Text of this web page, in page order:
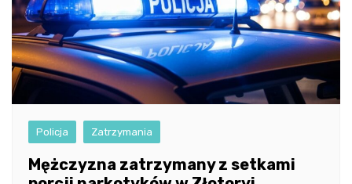
Policja Zatrzymania
Mężczyzna zatrzymany z setkami